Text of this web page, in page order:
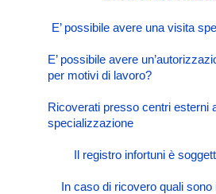
E’ possibile avere una visita
E’ possibile avere
per motivi di lavoro?
Ricoverati presso centri esterni
specializzazione
Il registro infortuni è
In caso di ricovero quali sono